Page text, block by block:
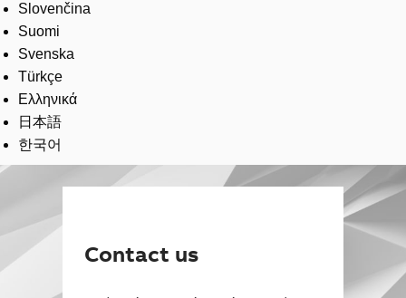
Slovenčina
Suomi
Svenska
Türkçe
Ελληνικά
日本語
한국어
Contact us